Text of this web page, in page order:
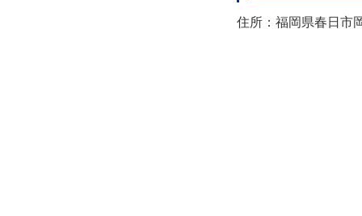
住所：福岡県春日市